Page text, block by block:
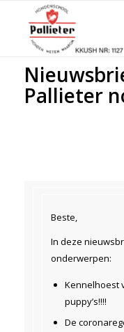
Pallieter
Beste,
In deze
onderwerpen:
Kennelhoest
puppy’s!!!!
De